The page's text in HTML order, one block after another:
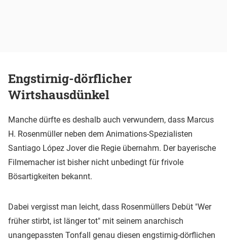
Engstirnig-dörflicher
Wirtshausdünkel
Manche dürfte es deshalb auch verwundern, dass Marcus
H. Rosenmüller neben dem Animations-Spezialisten
Santiago López Jover die Regie übernahm. Der bayerische
Filmemacher ist bisher nicht unbedingt für frivole
Bösartigkeiten bekannt.
Dabei vergisst man leicht, dass Rosenmüllers Debüt "Wer
früher stirbt, ist länger tot" mit seinem anarchisch
unangepassten Tonfall genau diesen engstirnig-dörflichen